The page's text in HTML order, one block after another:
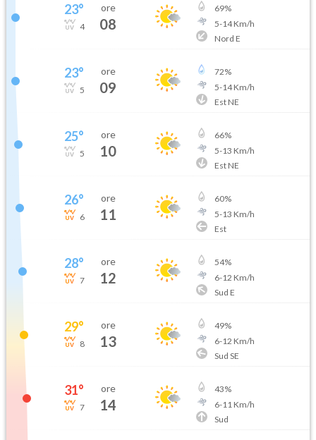
23°
4
ore
08
69%
5-14Km/h
Nord E
23°
5
ore
09
72%
5-14Km/h
Est NE
25°
5
ore
10
66%
5-13 Km/h
Est NE
26°
6
ore
11
60%
5-13 Km/h
Est
28°
7
ore
12
54%
6-12 Km/h
Sud E
29°
8
ore
13
49%
6-12 Km/h
Sud SE
31°
7
ore
14
43%
6-11 Km/h
Sud